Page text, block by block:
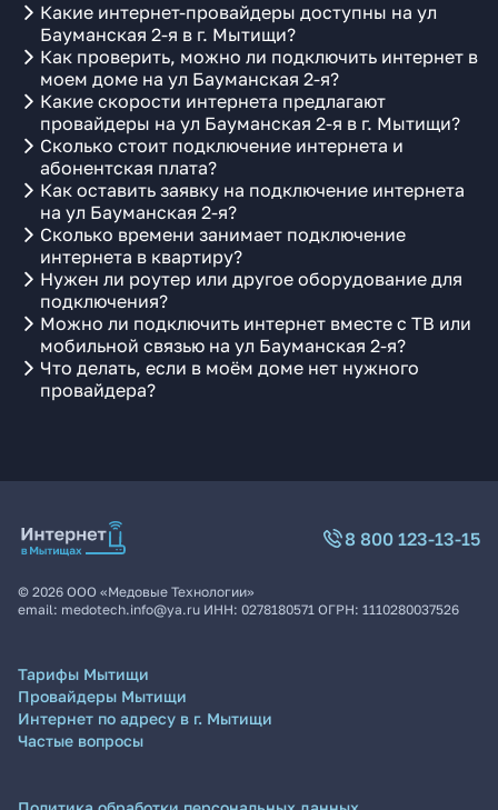
Какие интернет-провайдеры доступны на ул
Бауманская 2-я в г. Мытищи?
Как проверить, можно ли подключить интернет в
моем доме на ул Бауманская 2-я?
Какие скорости интернета предлагают
провайдеры на ул Бауманская 2-я в г. Мытищи?
Сколько стоит подключение интернета и
абонентская плата?
Как оставить заявку на подключение интернета
на ул Бауманская 2-я?
Сколько времени занимает подключение
интернета в квартиру?
Нужен ли роутер или другое оборудование для
подключения?
Можно ли подключить интернет вместе с ТВ или
мобильной связью на ул Бауманская 2-я?
Что делать, если в моём доме нет нужного
провайдера?
8 800 123-13-15
© 2026 ООО «Медовые Технологии»
email: medotech.info@ya.ru ИНН: 0278180571 ОГРН: 1110280037526
Тарифы Мытищи
Провайдеры Мытищи
Интернет по адресу в г. Мытищи
Частые вопросы